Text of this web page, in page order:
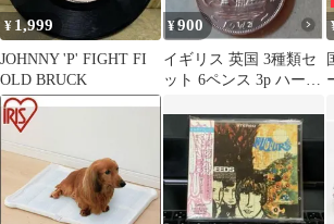
¥ 1,999
JOHNNY 'P' FIGHT FI
OLD BRUCK
¥900
イギリス 英国 3種類セ
ット 6ペンス 3p ハーフ